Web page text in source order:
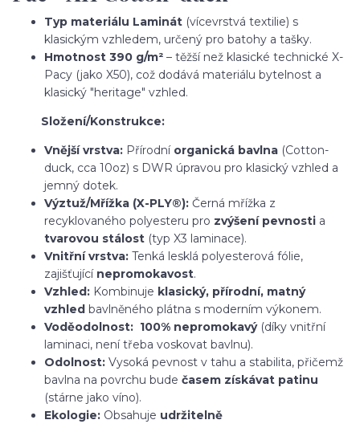
Typ materiálu Laminát (vícevrstvá textilie) s
klasickým vzhledem, určený pro batohy a tašky.
Hmotnost 390 g/m² – těžší než klasické technické X-
Pacy (jako X50), což dodává materiálu bytelnost a
klasický "heritage" vzhled.
Složení/Konstrukce:
Vnější vrstva: Přírodní organická bavlna (Cotton-
duck, cca 10oz) s DWR úpravou pro klasický vzhled a
jemný dotek.
Výztuž/Mřížka (X-PLY®): Černá mřížka z
recyklovaného polyesteru pro zvýšení pevnosti a
tvarovou stálost (typ X3 laminace).
Vnitřní vrstva: Tenká lesklá polyesterová fólie,
zajišťující nepromokavost.
Vzhled: Kombinuje klasický, přírodní, matný
vzhled bavlněného plátna s moderním výkonem.
Voděodolnost: 100% nepromokavý(díky vnitřní
laminaci, není třeba voskovat bavlnu).
Odolnost: Vysoká pevnost v tahu a stabilita, přičemž
bavlna na povrchu bude časem získávat patinu
(stárne jako víno).
Ekologie: Obsahuje udržitelně